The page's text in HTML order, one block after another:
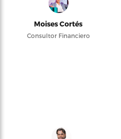
Moises Cortés
Consultor Financiero